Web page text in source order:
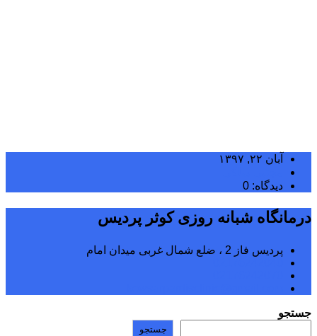
آبان ۲۲, ۱۳۹۷
دیدگاه: 0
درمانگاه شبانه روزی کوثر پردیس
پردیس فاز 2 ، ضلع شمال غربی میدان امام
جستجو
جستجو